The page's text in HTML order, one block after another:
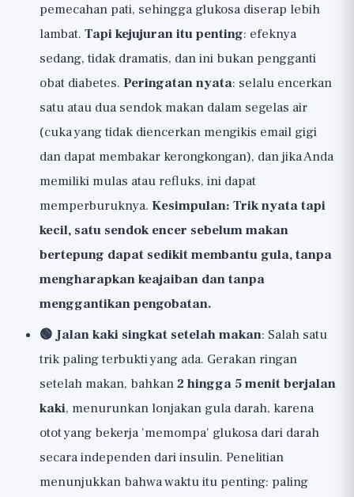
pemecahan pati, sehingga glukosa diserap lebih
lambat. Tapi kejujuran itu penting: efeknya
sedang, tidak dramatis, dan ini bukan pengganti
obat diabetes. Peringatan nyata: selalu encerkan
satu atau dua sendok makan dalam segelas air
(cuka yang tidak diencerkan mengikis email gigi
dan dapat membakar kerongkongan), dan jika Anda
memiliki mulas atau refluks, ini dapat
memperburuknya. Kesimpulan: Trik nyata tapi
kecil, satu sendok encer sebelum makan
bertepung dapat sedikit membantu gula, tanpa
mengharapkan keajaiban dan tanpa
menggantikan pengobatan.
🟢 Jalan kaki singkat setelah makan: Salah satu
trik paling terbukti yang ada. Gerakan ringan
setelah makan, bahkan2 hingga 5 menit berjalan
kaki, menurunkan lonjakan gula darah, karena
otot yang bekerja 'memompa' glukosa dari darah
secara independen dari insulin. Penelitian
menunjukkan bahwa waktu itu penting: paling